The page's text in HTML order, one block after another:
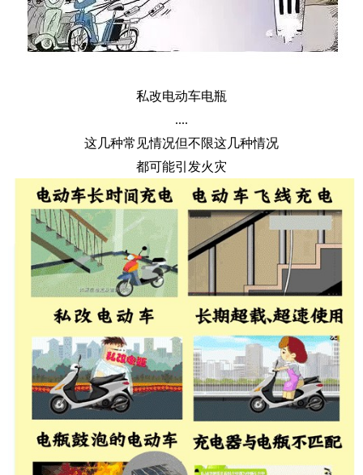
私改电动车电瓶
....
这几种常见情况但不限这几种情况
都可能引发火灾